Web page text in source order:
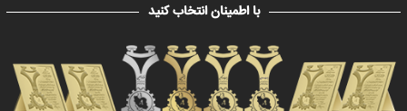
با اطمینان انتخاب کنید